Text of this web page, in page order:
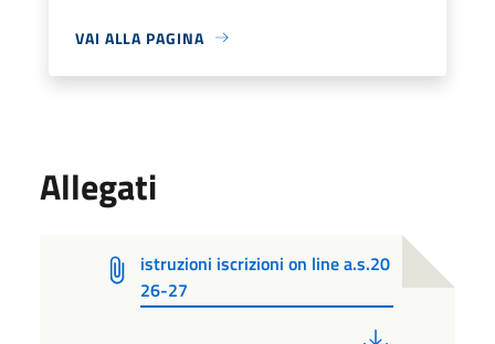
VAI ALLA PAGINA
Allegati
istruzioni iscrizioni on line a.s.20
26-27